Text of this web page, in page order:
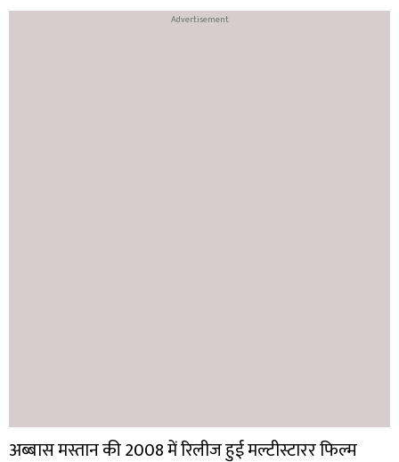
अब्बास मस्तान की 2008 में रिलीज हुई मल्टीस्टारर फिल्म